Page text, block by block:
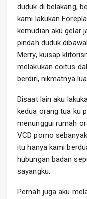
duduk di belakang,
kami lakukan
kemudian aku gelar
pindah duduk
Merry, kuisap
melakukan coitus
berdiri, nikmatnya
Disaat lain aku
kedua orang tua ku
menunggui rumah
VCD porno
itu hanya kami
hubungan badan
sayangku.
Pernah juga aku